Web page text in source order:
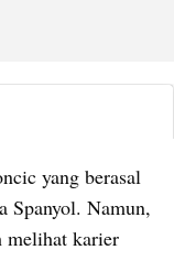
yang berasal
Spanyol. Namun,
melihat karier